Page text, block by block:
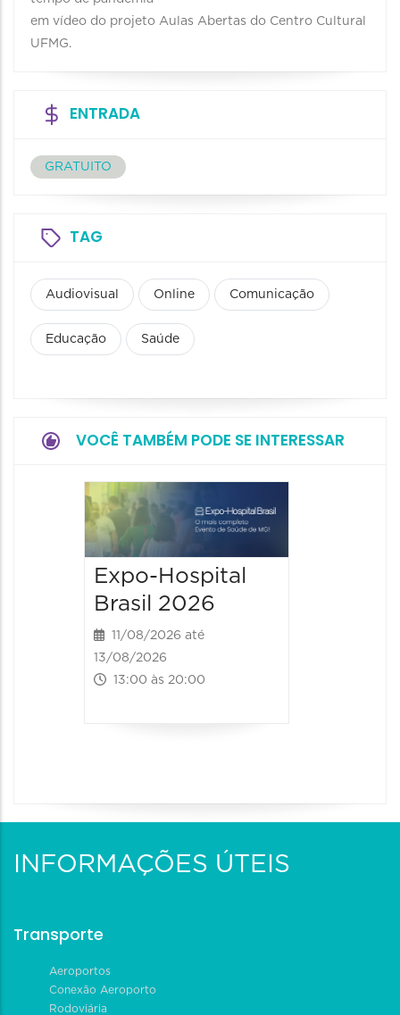
em vídeo do projeto Aulas Abertas do Centro Cultural
UFMG.
ENTRADA
GRATUITO
TAG
Audiovisual Online Comunicação
Educação Saúde
VOCÊ TAMBÉM PODE SE INTERESSAR
Expo-Hospital
Brasil 2026
11/08/2026 até
13/08/2026
13:00 às 20:00
INFORMAÇÕES ÚTEIS
Transporte
Aeroportos
Conexão Aeroporto
Rodoviária